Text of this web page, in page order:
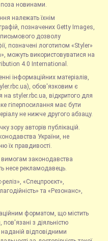
поза новинами.
належать їхнім
позначених Getty Images,
дозволу
позначені логотипом «Styler»
можуть використовуватися на
4.0 International.
інформаційних матеріалів,
обов'язковим є
на styler.rbc.ua, відкритого для
гіперпосилання має бути
не нижче другого абзацу.
зору авторів публікацій.
України, не
їх правдивості.
вимогам законодавства
несе рекламодавець.
«Спецпроєкт»,
та «Резонанс»,
форматом, що містить
з діяльністю
наданій відповідними